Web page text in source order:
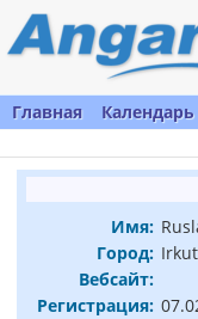
Главная Календарь
Имя:
Город:
Вебсайт:
Регистрация: